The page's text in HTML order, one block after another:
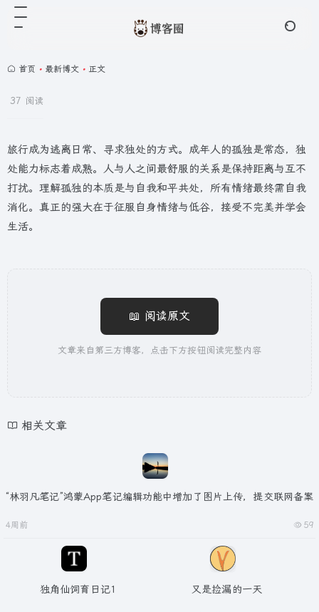
首页 • 最新博文 • 正文
37 阅读
旅行成为逃离日常、寻求独处的方式。成年人的孤独是常态，独
处能力标志着成熟。人与人之间最舒服的关系是保持距离与互不
打扰。理解孤独的本质是与自我和平共处，所有情绪最终需自我
消化。真正的强大在于征服自身情绪与低谷，接受不完美并学会
生活。
📖 阅读原文
文章来自第三方博客，点击下方按钮阅读完整内容
相关文章
“林羽凡笔记”鸿蒙App笔记编辑功能中增加了图片上传，提交联网备案
4周前 59
独角仙饲育日记1 又是捡漏的一天